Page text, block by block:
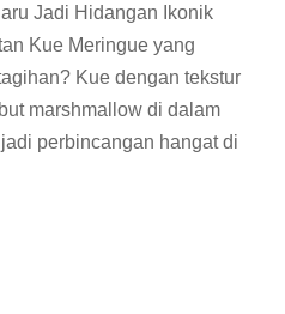
Jadi Hidangan Ikonik
Kue Meringue yang
Kue dengan tekstur
marshmallow di dalam
perbincangan hangat di